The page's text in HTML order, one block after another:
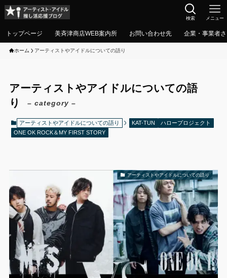
検索 メニュー
トップページ 美斉津商店WEB案内所 お問い合わせ先 企業・事業者
ホーム アーティストやアイドルについての語り
アーティストやアイドルについての語
り
– category –
アーティストやアイドルについての語り KAT-TUN
ハロープロジェクト
ONE OK ROCK＆MY FIRST STORY
アーティストやアイドルについての語り